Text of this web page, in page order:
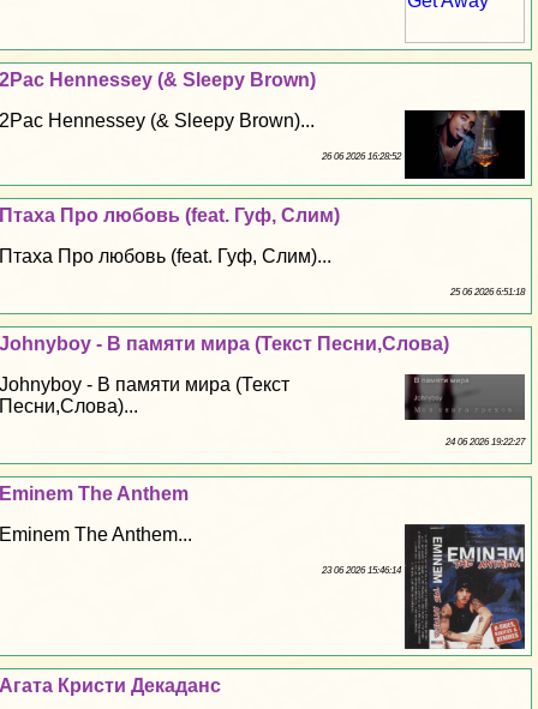
2Pac Hennessey (& Sleepy Brown)
2Pac Hennessey (& Sleepy Brown)...
26 06 2026 16:28:52
Птаха Про любовь (feat. Гуф, Слим)
Птаха Про любовь (feat. Гуф, Слим)...
25 06 2026 6:51:18
Johnyboy - В памяти мира (Текст Песни,Слова)
Johnyboy - В памяти мира (Текст
Песни,Слова)...
24 06 2026 19:22:27
Eminem The Anthem
Eminem The Anthem...
23 06 2026 15:46:14
Агата Кристи Декаданс